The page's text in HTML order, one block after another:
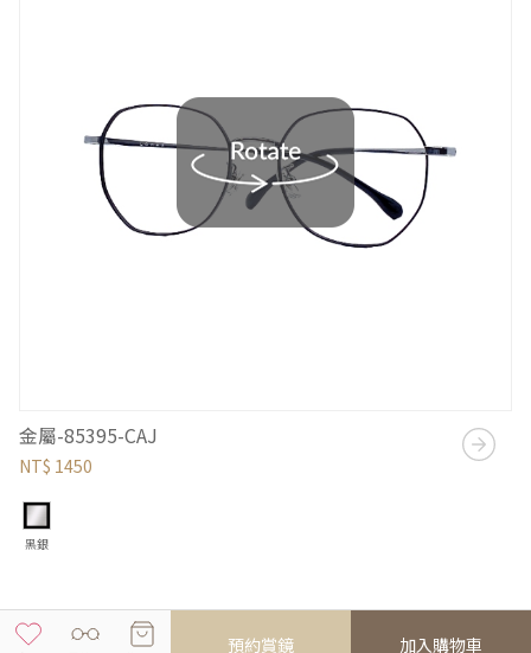
預約賞鏡 加入購物車
金屬-85395-CAJ
NT$ 1450
黑銀